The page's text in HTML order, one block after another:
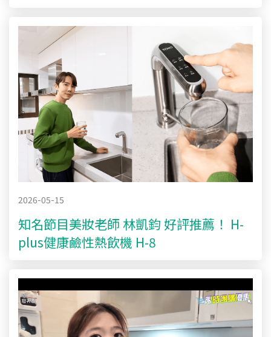
2026-05-15
知名節目美妝老師 林凱鈞 好評推薦！ H-
plus健康鹼性熱飲機 H-8